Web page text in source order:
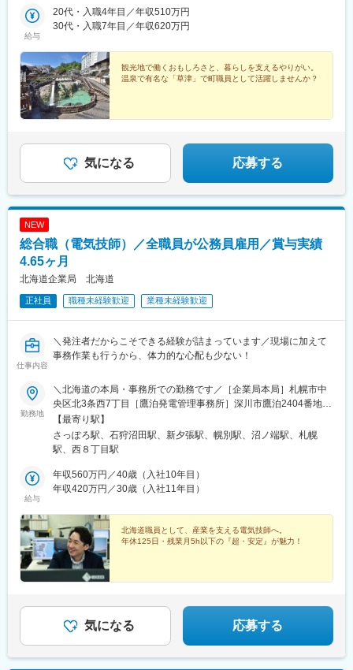
ー、保育施設、高齢者福祉関連施設などで勤務する場合もありま
す。＜交通アクセス＞・JR長野原草津口駅からバスで30分 ・草津
家用車での通勤も可。職員用の駐車場もございます。＼ Uター
ン・Iターンの方も歓迎します ／草津が地元で戻って働きたい方
や、草津が好きで草津へ移住して働きたい方なども大歓迎！ぜひ
お気軽にご応募ください。※受動喫煙対策：屋内禁煙
給与
20代・入職4年目／年収510万円
30代・入職7年目／年収620万円
観光地で働くおもしろさと、暮らしを支えるやりがい。
温泉で有名な「草津」で町職員として活躍しませんか？
気になる 応募する
NEW
総合職（電気技師）／全職員が公務員雇用／賞与実績
4.65ヶ月
北海道企業局 北海道
正社員 職種未経験歓迎 業種未経験歓迎
仕事内容
＼発注者だからこそできる経験が詰まっています／現場に加えて
事務作業も行うから、体力的な心配も少ない！
勤務地
＼北海道の本局・事務所での勤務です／［企業局本局］札幌市中
央区北3条西7丁目［鷹泊発電管理事務所］深川市鷹泊2404番地
［夕張川発電管理事務所］夕張市沼ノ沢229番地［室蘭地区工業
用水道管理事務所］登別市川上町308-60［苫小牧地区工業用水道
管理事務所］苫小牧市あけぼの町5丁目1-1◆◇将来的な転勤につ
ご安心ください！基本的に勤務地は札幌を含めて5箇所のみ。札幌
から車ですぐに行ける距離感です◎そのため、札幌や近郊にマイ
員もたくさんいます！「地方転勤＝家族とバラバラになる」とい
うことはなく、無理なく続けられる職場です！
【最寄り駅】
さっぽろ駅、石狩沼田駅、新夕張駅、幌別駅、沼ノ端駅、札幌
駅、西８丁目駅
給与
年収560万円／40歳（入社10年目）
年収420万円／30歳（入社11年目）
北海道職員として、産業を支える電気技師へ。
年休125日・残業月5h以下の『超・安定』が魅力！
気になる 応募する